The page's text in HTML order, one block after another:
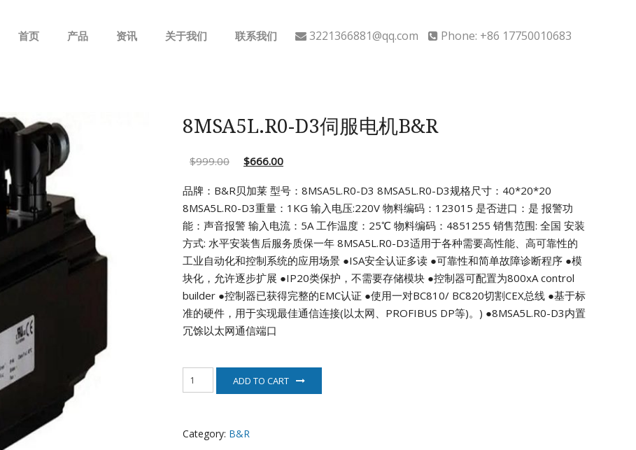
3221366881@qq.com Phone: +86 17750010683
首页 产品
GE
AMAT
Bently Nevada
Enterasys
资讯 关于我们 联系我们
8MSA5L.R0-D3伺服电机B&R
$999.00 $666.00
品牌：B&R贝加莱 型号：8MSA5L.R0-D3 8MSA5L.R0-D3规格尺寸：40*20*20
8MSA5L.R0-D3重量：1KG 输入电压:220V 物料编码：123015 是否进口：是 报警功
能：声音报警 输入电流：5A工作温度：25℃ 物料编码：4851255 销售范围: 全国 安装
方式: 水平安装售后服务质保一年 8MSA5L.R0-D3适用于各种需要高性能、高可靠性的
工业自动化和控制系统的应用场景 ●ISA安全认证多读 ●可靠性和简单故障诊断程序 ●模
块化，允许逐步扩展 ●IP20类保护，不需要存储模块 ●控制器可配置为800xA control
builder ●控制器已获得完整的EMC认证 ●使用一对BC810/ BC820切割CEX总线 ●基于标
准的硬件，用于实现最佳通信连接(以太网、PROFIBUS DP等)。) ●8MSA5L.R0-D3内置
冗馀以太网通信端口
D3
机
ADD TO CART
Category: B&R